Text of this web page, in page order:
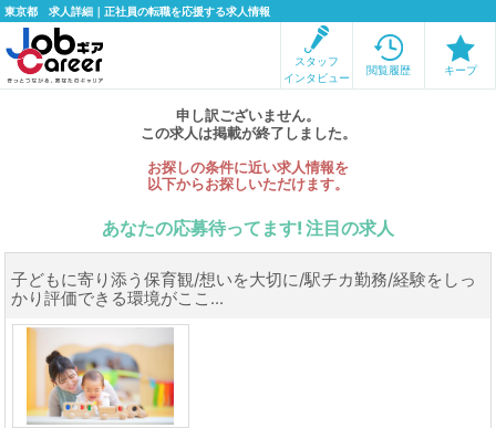
東京都 求人詳細｜正社員の転職を応援する求人情報
スタッフ
インタビュー
閲覧履歴 キープ
申し訳ございません。
この求人は掲載が終了しました。
お探しの条件に近い求人情報を
以下からお探しいただけます。
あなたの応募待ってます! 注目の求人
子どもに寄り添う保育観/想いを大切に/駅チカ勤務/経験をしっ
かり評価できる環境がここ...